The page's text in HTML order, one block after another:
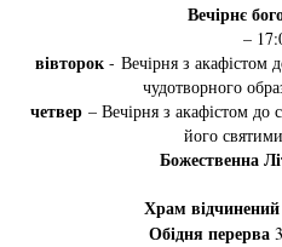
Вечірнє
–
вівторок- Вечірня з акафістом
чудотворного
четвер – Вечірня з акафістом
його
Божественна
Храм відчинений
Обідня перерва